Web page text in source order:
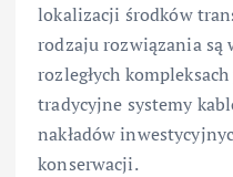
lokalizacji środków
rodzaju rozwiązania są
rozległych
tradycyjne systemy
nakładów
konserwacji.